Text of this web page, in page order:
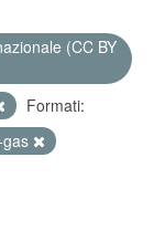
(CC BY
Formati: